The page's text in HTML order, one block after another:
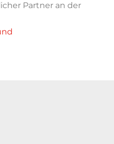
Partner an der